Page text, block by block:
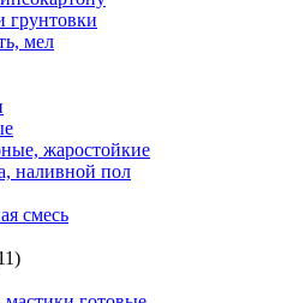
грунтовки
мел
жаростойкие
наливной пол
смесь